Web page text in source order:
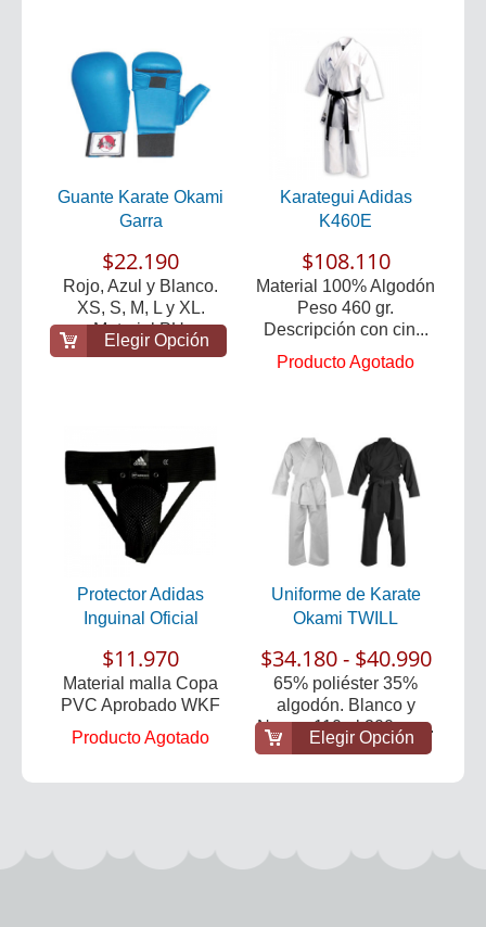
Guante Karate Okami
Garra
$22.190
Rojo, Azul y Blanco.
XS, S, M, L y XL.
Material PU.
Elegir Opción
Karategui Adidas
K460E
$108.110
Material 100% Algodón
Peso 460 gr.
Descripción con cin...
Producto Agotado
Protector Adidas
Inguinal Oficial
$11.970
Material malla Copa
PVC Aprobado WKF
Producto Agotado
Uniforme de Karate
Okami TWILL
$34.180 - $40.990
65% poliéster 35%
algodón. Blanco y
Negro. 110 al 200 cm...
Elegir Opción